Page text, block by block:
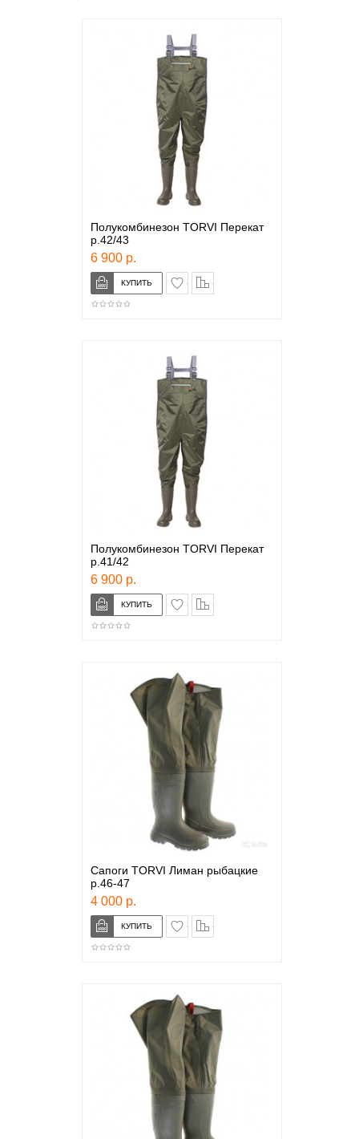
Полукомбинезон TORVI Перекат
р.42/43
6 900 р.
в закладки
Полукомбинезон TORVI Перекат
р.41/42
6 900 р.
в закладки
Сапоги TORVI Лиман рыбацкие
р.46-47
4 000 р.
в закладки